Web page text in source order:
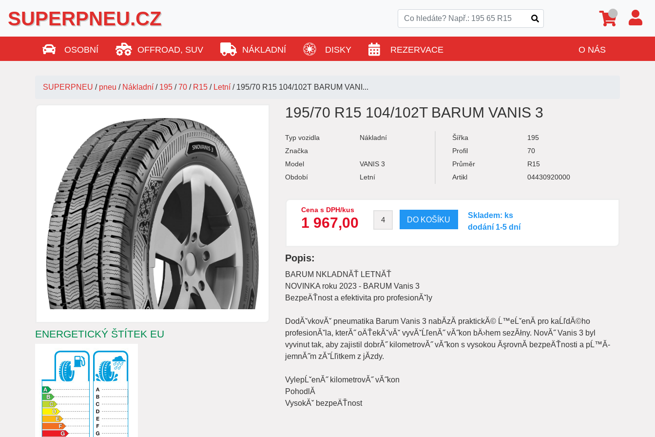
SUPERPNEU.CZ
OSOBNÍ OFFROAD, SUV NÁKLADNÍ DISKY REZERVACE O NÁS
SUPERPNEU / pneu / Nákladní / 195 /70 / R15 / Letní / 195/70 R15 104/102T BARUM VANI...
ENERGETICKÝ ŠTÍTEK EU
195/70 R15 104/102T BARUM VANIS 3
Typ vozidla
Nákladní
Značka
Model
VANIS 3
Období
Letní
Šířka
195
Profil
70
Průměr
R15
Artikl
04430920000
Cena s DPH/kus
1 967,00
Skladem: ks
dodání 1-5 dní
Popis:
BARUM NKLADNĂŤ LETNĂŤ
NOVINKA roku 2023 - BARUM Vanis 3
BezpeÄŤnost a efektivita pro profesionĂˇly
DodĂˇvkovĂˇ pneumatika Barum Vanis 3 nabĂ­zĂ­ praktickĂ© Ĺ™eĹˇenĂ­ pro kaĹľdĂ©ho
profesionĂˇla, kterĂ˝ oÄŤekĂˇvĂˇ vyvĂˇĹľenĂ˝ vĂ˝kon bÄ›hem sezĂłny. NovĂ˝ Vanis 3 byl
vyvinut tak, aby zajistil dobrĂ˝ kilometrovĂ˝ vĂ˝kon s vysokou ĂşrovnĂ­ bezpeÄŤnosti a pĹ™Ă­
jemnĂ˝m zĂˇĹľitkem z jĂ­zdy.
VylepĹˇenĂ˝ kilometrovĂ˝ vĂ˝kon
PohodlĂ­
VysokĂˇ bezpeÄŤnost